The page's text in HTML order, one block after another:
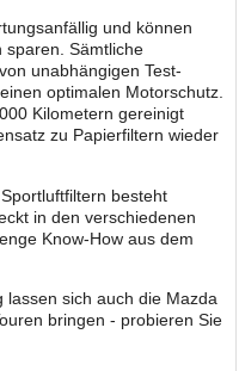
und können
sparen. Sämtliche
unabhängigen Test-
optimalen Motorschutz.
Kilometern gereinigt
zu Papierfiltern wieder
besteht
in den verschiedenen
Know-How aus dem
lassen sich auch die Mazda
bringen - probieren Sie